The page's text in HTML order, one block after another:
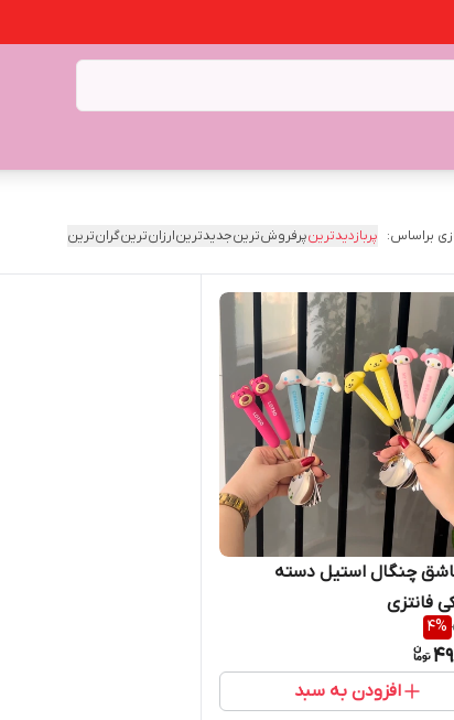
براساس: پربازدیدترینپرفروش‌ترینجدیدترینارزان‌ترینگران‌ترین
چنگال استیل دسته
فانتزی
4%
افزودن به سبد